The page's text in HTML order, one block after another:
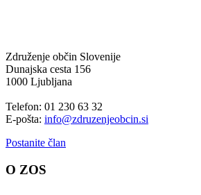
Združenje občin Slovenije
Dunajska cesta 156
1000 Ljubljana
Telefon: 01 230 63 32
E-pošta: info@zdruzenjeobcin.si
Postanite član
O ZOS